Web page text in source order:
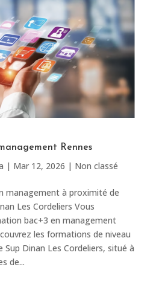
Rennes
| Mar 12, 2026 | Non classé
management à proximité de
Les Cordeliers Vous
bac+3 en management
les formations de niveau
Sup Dinan Les Cordeliers, situé à
de...